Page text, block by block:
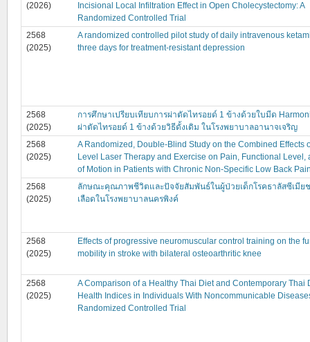
(2026)
Incisional Local Infiltration Effect in Open Cholecystectomy: A
Randomized Controlled Trial
2568
(2025)
A randomized controlled pilot study of daily intravenous
three days for treatment-resistant depression
2568
(2025)
การศึกษาเปรียบเทียบการผ่าตัดไทรอยด์ 1 ข้างด้วยใบมีด
ผ่าตัดไทรอยด์ 1 ข้างด้วยวิธีดั้งเดิม ในโรงพยาบาลอานาจเจริญ
2568
(2025)
A Randomized, Double-Blind Study on the Combined Effects
Level Laser Therapy and Exercise on Pain, Functional Level,
of Motion in Patients with Chronic Non-Specific Low Back
2568
(2025)
ลักษณะคุณภาพชีวิตและปัจจัยสัมพันธ์ในผู้ป่วยเด็กโรคธาลัสซีเมีย
เลือดในโรงพยาบาลนครพิงค์
2568
(2025)
Effects of progressive neuromuscular control training on the
mobility in stroke with bilateral osteoarthritic knee
2568
(2025)
A Comparison of a Healthy Thai Diet and Contemporary Thai
Health Indices in Individuals With Noncommunicable
Randomized Controlled Trial